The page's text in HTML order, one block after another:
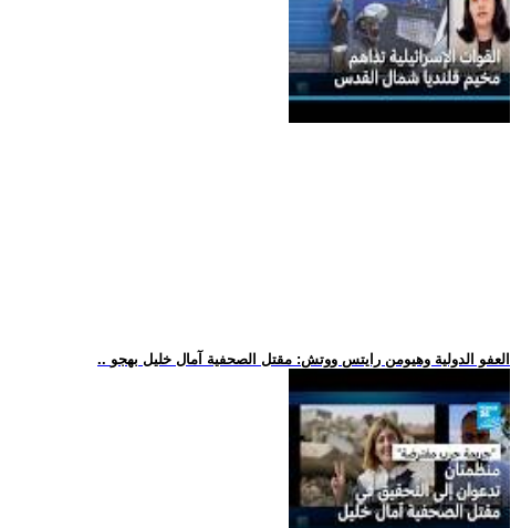
.. العفو الدولية وهيومن رايتس ووتش: مقتل الصحفية آمال خليل بهجو